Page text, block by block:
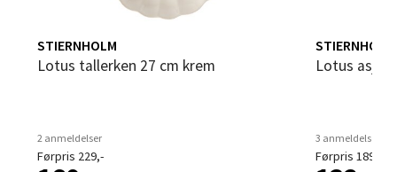
STIERNHOLM
Lotus tallerken 27 cm krem
2 anmeldelser
Førpris 229,-
STIERNHOLM
Lotus
3 anmeldelser
Førpris 189,-
Åpent i dag 10-18
0 i butikk